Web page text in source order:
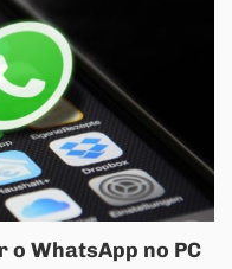
o WhatsApp no PC